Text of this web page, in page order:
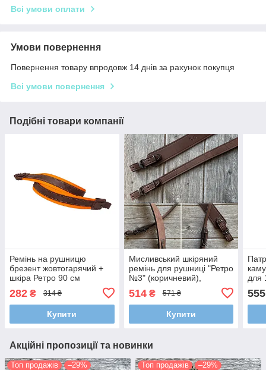
Всі умови оплати
Умови повернення
Повернення товару впродовж 14 днів за рахунок покупця
Всі умови повернення
Подібні товари компанії
Ремінь на рушницю
брезент жовтогарячий +
шкіра Ретро 90 см
282 ₴ 314 ₴
Купити
Мисливський шкіряний
ремінь для рушниці "Ретро
№3" (коричневий),
погонний ремінь Трапеція
90 см
514₴ 571 ₴
Купити
для
555
Акційні пропозиції та новинки
Топ продажів –29% Топ продажів –29%